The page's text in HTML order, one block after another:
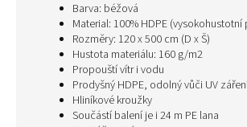
Barva: béžová
Material: 100% HDPE (vysokohustotní
Rozměry: 120 x 500 cm (D x Š)
Hustota materiálu: 160 g/m2
Propouští vítr i vodu
Prodyšný HDPE, odolný vůči UV
Hliníkové kroužky
Součástí balení je i 24 m PE lana